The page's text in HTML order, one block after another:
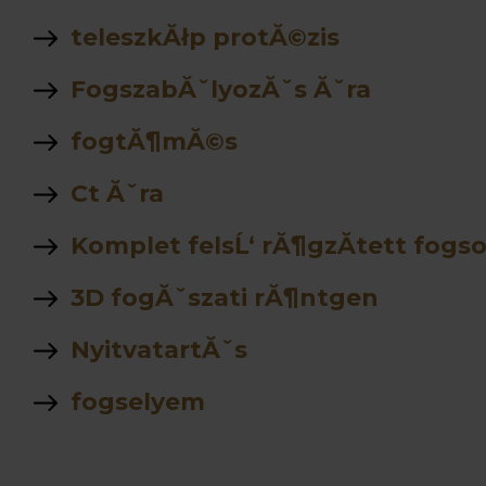
teleszkĂłp protĂ©zis
FogszabĂˇlyozĂˇs Ăˇra
fogtĂ¶mĂ©s
Ct Ăˇra
Komplet felsĹ‘ rĂ¶gzĂ­tett
3D fogĂˇszati rĂ¶ntgen
NyitvatartĂˇs
fogselyem